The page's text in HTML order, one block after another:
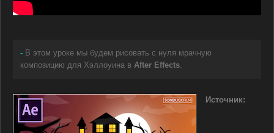
- В этом уроке мы будем рисовать с нуля мрачную
композицию для Хэллоуина в After Effects.
Источник: